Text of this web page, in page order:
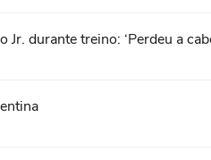
durante treino: ‘Perdeu a